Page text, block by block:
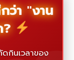
ว่า "งาน
?
กินเวลาของ